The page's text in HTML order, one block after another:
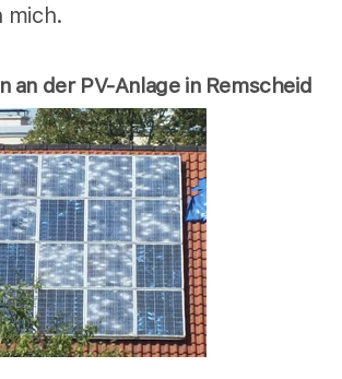
mich.
an der PV-Anlage in Remscheid